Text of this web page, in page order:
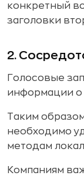
конкретный
заголовки
2.
Голосовые
информации о
Таким
необходимо
методам
Компаниям